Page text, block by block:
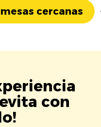
cercanas
con